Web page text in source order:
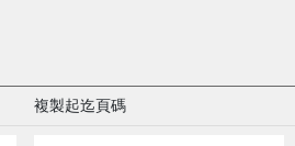
複製起迄頁碼